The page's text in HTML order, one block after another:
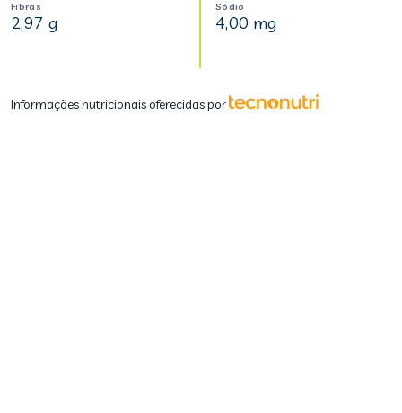
Fibras
2,97 g
Sódio
4,00 mg
Informações nutricionais oferecidas por